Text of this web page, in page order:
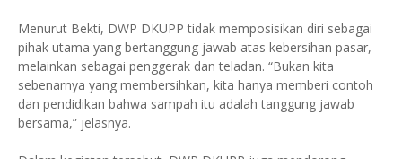
Menurut Bekti, DWP DKUPP tidak memposisikan diri sebagai
pihak utama yang bertanggung jawab atas kebersihan pasar,
melainkan sebagai penggerak dan teladan. “Bukan kita
sebenarnya yang membersihkan, kita hanya memberi contoh
dan pendidikan bahwa sampah itu adalah tanggung jawab
bersama,” jelasnya.